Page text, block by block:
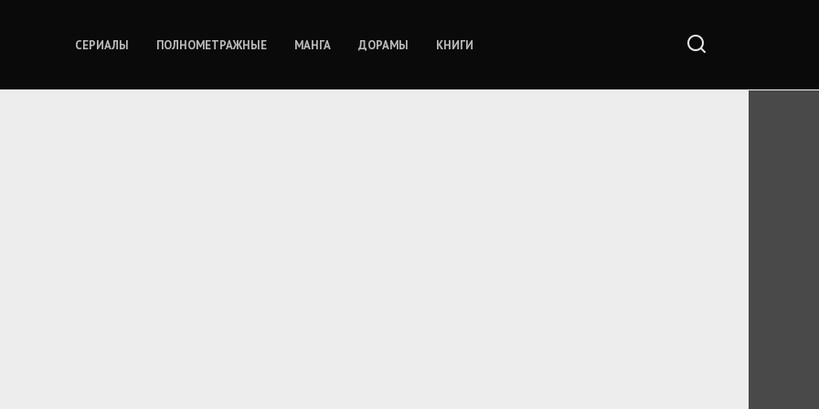
СЕРИАЛЫ ПОЛНОМЕТРАЖНЫЕ МАНГА ДОРАМЫ КНИГИ